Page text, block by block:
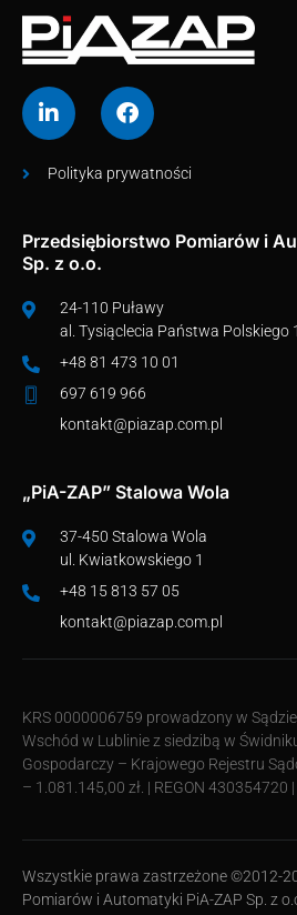
Polityka prywatności
Przedsiębiorstwo Pomiarów i
Sp. z o.o.
24-110 Puławy
al. Tysiąclecia Państwa Polskiego
+48 81 473 10 01
697 619 966
kontakt@piazap.com.pl
„PiA-ZAP” Stalowa Wola
37-450 Stalowa Wola
ul. Kwiatkowskiego 1
+48 15 813 57 05
kontakt@piazap.com.pl
KRS 0000006759 prowadzony w
Wschód w Lublinie z siedzibą w
Gospodarczy – Krajowego Rejestru
– 1.081.145,00 zł. | REGON 430354720
Wszystkie prawa zastrzeżone ©2012-
Pomiarów i Automatyki PiA-ZAP Sp. z